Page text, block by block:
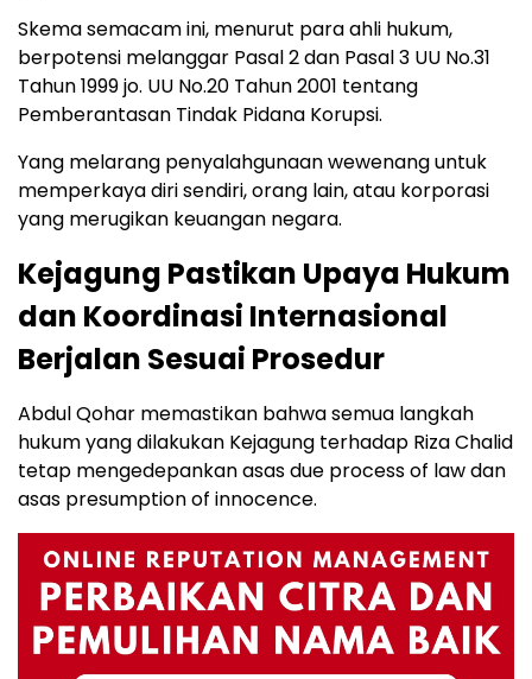
Skema semacam ini, menurut para ahli hukum,
berpotensi melanggar Pasal 2 dan Pasal 3 UU No.31
Tahun 1999 jo. UU No.20 Tahun 2001 tentang
Pemberantasan Tindak Pidana Korupsi.
Yang melarang penyalahgunaan wewenang untuk
memperkaya diri sendiri, orang lain, atau korporasi
yang merugikan keuangan negara.
Kejagung Pastikan Upaya Hukum
dan Koordinasi Internasional
Berjalan Sesuai Prosedur
Abdul Qohar memastikan bahwa semua langkah
hukum yang dilakukan Kejagung terhadap Riza Chalid
tetap mengedepankan asas due process of law dan
asas presumption of innocence.